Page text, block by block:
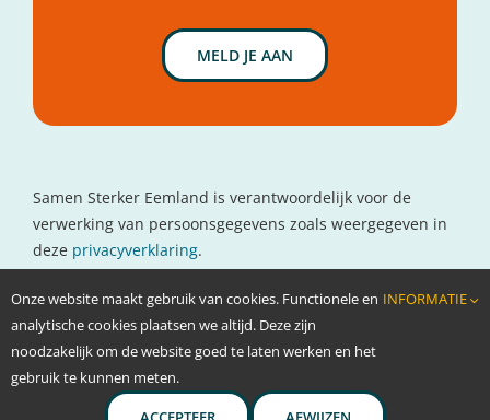
MELD JE AAN
Samen Sterker Eemland is verantwoordelijk voor de
verwerking van persoonsgegevens zoals weergegeven in
deze privacyverklaring.
Contactgegevens
www.oncolokaal.nl
info@oncolokaal.nl
Onze website maakt gebruik van cookies. Functionele en
analytische cookies plaatsen we altijd. Deze zijn
noodzakelijk om de website goed te laten werken en het
gebruik te kunnen meten.
INFORMATIE